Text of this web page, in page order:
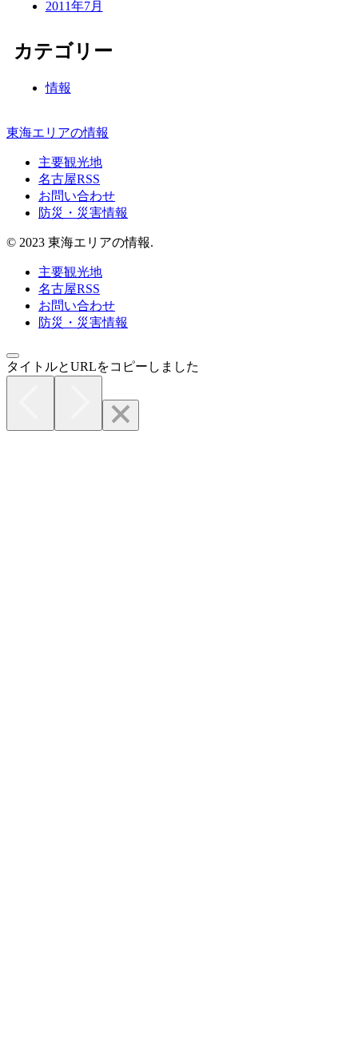
2011年7月
カテゴリー
情報
東海エリアの情報
主要観光地
名古屋RSS
お問い合わせ
防災・災害情報
© 2023 東海エリアの情報.
主要観光地
名古屋RSS
お問い合わせ
防災・災害情報
タイトルとURLをコピーしました